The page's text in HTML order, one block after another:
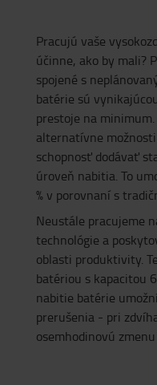
Pracujú vaše
účinne, ako by mali?
spojené s
batérie sú
prestoje na
alternatívne
schopnosť dodávať
úroveň nabitia. To
% v porovnaní s
Neustále pracujeme
technológie a
oblasti produktivity.
batériou s kapacitou
nabitie batérie
prerušenia - pri
osemhodinovú